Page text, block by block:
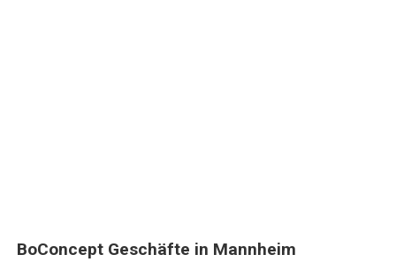
BoConcept Geschäfte in Mannheim